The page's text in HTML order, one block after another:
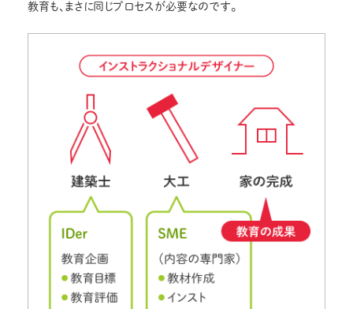
教育も、まさに同じプロセスが必要なのです。